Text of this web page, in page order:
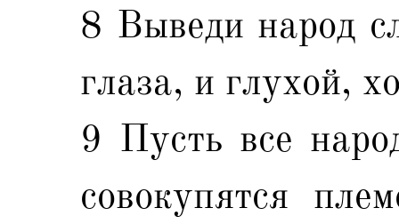
8 Выведи народ
глаза, и глухой,
9 Пусть все
совокупятся